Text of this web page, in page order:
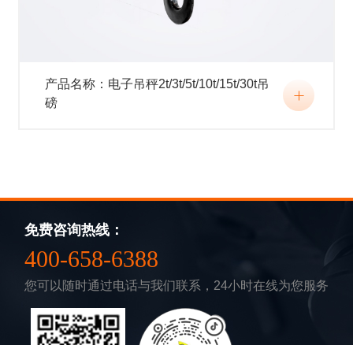
产品名称：电子吊秤2t/3t/5t/10t/15t/30t吊
磅
免费咨询热线：
400-658-6388
您可以随时通过电话与我们联系，24小时在线为您服务